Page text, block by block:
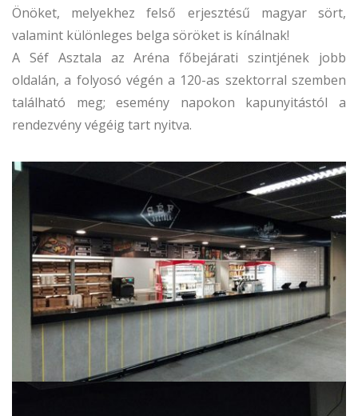
Önöket, melyekhez felső erjesztésű magyar sört,
valamint különleges belga söröket is kínálnak!
A Séf Asztala az Aréna főbejárati szintjének jobb
oldalán, a folyosó végén a 120-as szektorral szemben
található meg; esemény napokon kapunyitástól a
rendezvény végéig tart nyitva.